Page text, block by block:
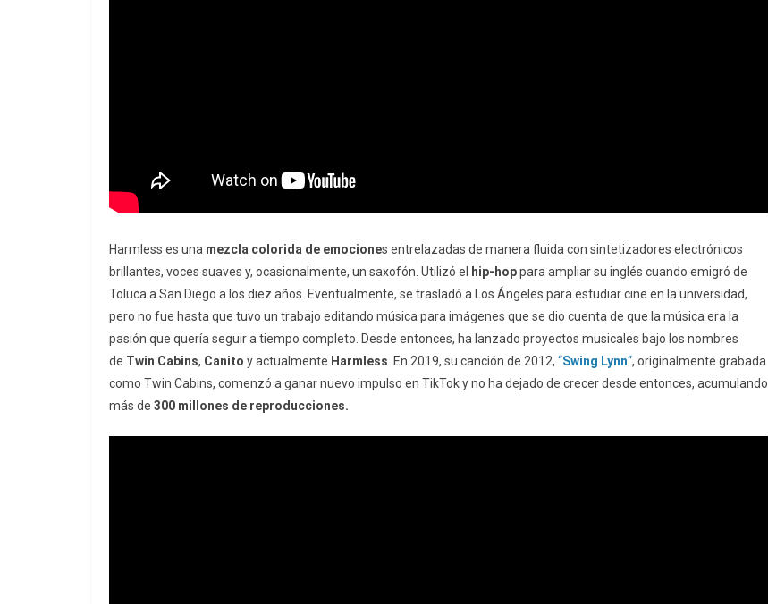
Harmless es una mezcla colorida de emociones entrelazadas de manera fluida con sintetizadores electrónicos
brillantes, voces suaves y, ocasionalmente, un saxofón. Utilizó el
hip-hoppara ampliar su inglés cuando emigró de
Toluca a San Diego a los diez años. Eventualmente, se trasladó a Los Ángeles para estudiar cine en la universidad,
pero no fue hasta que tuvo un trabajo editando música para imágenes que se dio cuenta de que la música era la
pasión que quería seguir a tiempo completo. Desde entonces, ha lanzado proyectos musicales bajo los nombres
de Twin Cabins, Canito y actualmente Harmless . En 2019, su canción de 2012, “Swing Lynn“, originalmente grabada
como Twin Cabins, comenzó a ganar nuevo impulso en TikTok y no ha dejado de crecer desde entonces, acumulando
más de 300 millones de reproducciones.